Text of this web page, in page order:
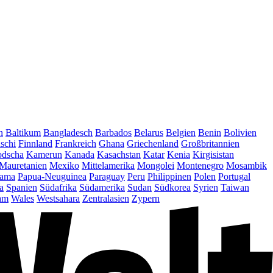
Baltikum Bangladesch Barbados Belarus Belgien Benin Bolivien
Finnland Frankreich Ghana Griechenland Großbritannien
Kamerun Kanada Kasachstan Katar Kenia Kirgisistan
Mexiko Mittelamerika Mongolei Montenegro Mosambik
Papua-Neuguinea Paraguay Peru Philippinen Polen Portugal
Spanien Südafrika Südamerika Sudan Südkorea Syrien Taiwan
Wales Westsahara Zentralasien Zypern